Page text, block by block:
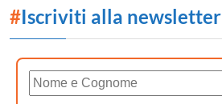
#Iscriviti alla newsletter